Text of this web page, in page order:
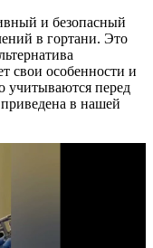
и безопасный
в гортани. Это
свои особенности и
учитываются перед
в нашей